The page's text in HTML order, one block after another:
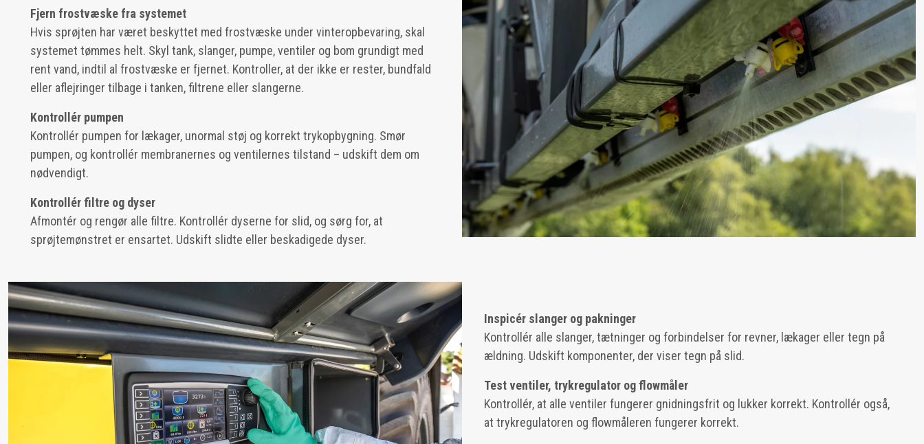
Fjern frostvæske fra systemet
Hvis sprøjten har været beskyttet med frostvæske under vinteropbevaring, skal
systemet tømmes helt. Skyl tank, slanger, pumpe, ventiler og bom grundigt med
rent vand, indtil al frostvæske er fjernet. Kontroller, at der ikke er rester, bundfald
eller aflejringer tilbage i tanken, filtrene eller slangerne.
Kontrollér pumpen
Kontrollér pumpen for lækager, unormal støj og korrekt trykopbygning. Smør
pumpen, og kontrollér membranernes og ventilerne­s tilstand – udskift dem om
nødvendigt.
Kontrollér filtre og dyser
Afmontér og rengør alle filtre. Kontrollér dyserne for slid, og sørg for, at
sprøjtemønstret er ensartet. Udskift slidte eller beskadigede dyser.
Inspicér slanger og pakninger
Kontrollér alle slanger, tætninger og forbindelser for revner, lækager eller tegn på
ældning. Udskift komponenter, der viser tegn på slid.
Test ventiler, trykregulator og flowmåler
Kontrollér, at alle ventiler fungerer gnidningsfrit og lukker korrekt. Kontrollér også,
at trykregulatoren og flowmåleren fungerer korrekt.